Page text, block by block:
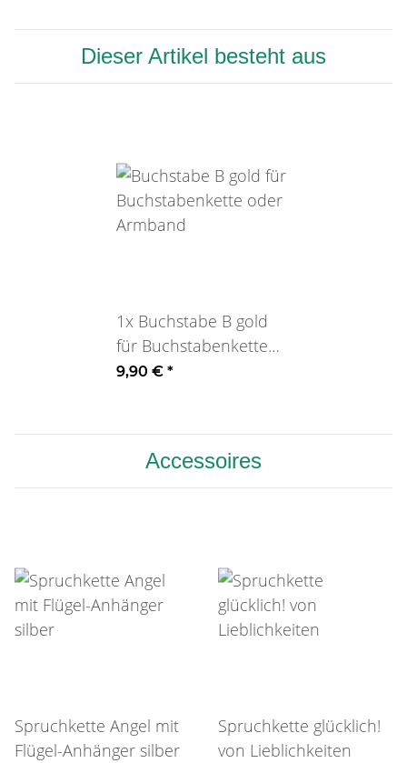
Dieser Artikel besteht aus
1x Buchstabe B gold
für Buchstabenkette
oder Armband
9,90 € *
Accessoires
Spruchkette Angel mit
Flügel-Anhänger silber
Spruchkette glücklich!
von Lieblichkeiten